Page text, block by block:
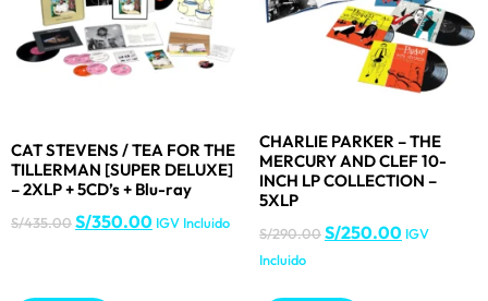
CAT STEVENS / TEA FOR THE
TILLERMAN [SUPER DELUXE]
– 2XLP + 5CD’s + Blu-ray
S/435.00S/350.00 IGV Incluido
CHARLIE PARKER – THE
MERCURY AND CLEF 10-
INCH LP COLLECTION –
5XLP
S/290.00S/250.00 IGV
Incluido